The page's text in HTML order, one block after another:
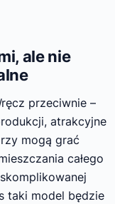
ale nie
przeciwnie –
atrakcyjne
mogą grać
całego
taki model będzie